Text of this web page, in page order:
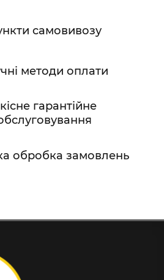
самовивозу
методи оплати
гарантійне
обробка замовлень